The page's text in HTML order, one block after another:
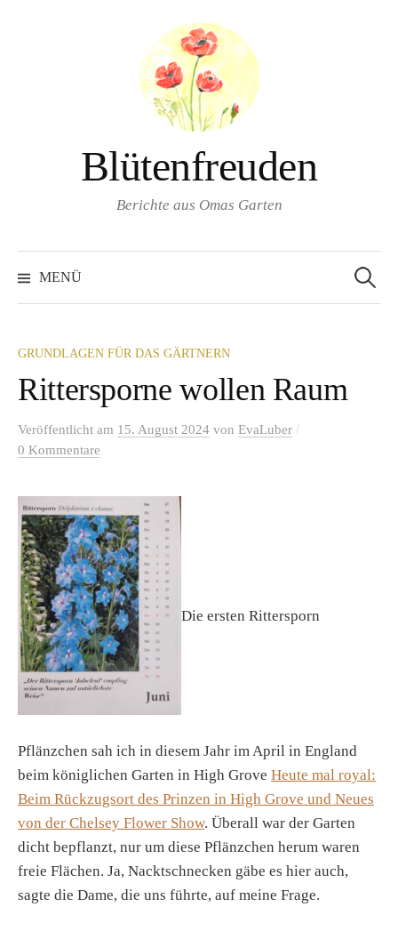
Blütenfreuden
Berichte aus Omas Garten
MENÜ
nach:
GRUNDLAGEN FÜR DAS GÄRTNERN
Rittersporne wollen Raum
Veröffentlicht am 15. August 2024 von EvaLuber /
0 Kommentare
Die ersten Rittersporn
Pflänzchen sah ich in diesem Jahr im April in England
beim königlichen Garten in High Grove Heute mal royal:
Beim Rückzugsort des Prinzen in High Grove und Neues
von der Chelsey Flower Show. Überall war der Garten
dicht bepflanzt, nur um diese Pflänzchen herum waren
freie Flächen. Ja, Nacktschnecken gäbe es hier auch,
sagte die Dame, die uns führte, auf meine Frage.